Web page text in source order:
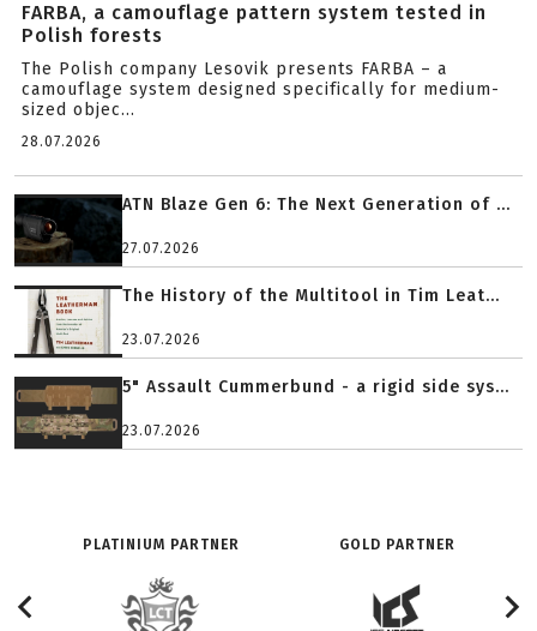
FARBA, a camouflage pattern system tested in
Polish forests
The Polish company Lesovik presents FARBA – a
camouflage system designed specifically for medium-
sized objec...
28.07.2026
ATN Blaze Gen 6: The Next Generation of ...
27.07.2026
The History of the Multitool in Tim Leat...
23.07.2026
5" Assault Cummerbund - a rigid side sys...
23.07.2026
PLATINIUM PARTNER GOLD PARTNER